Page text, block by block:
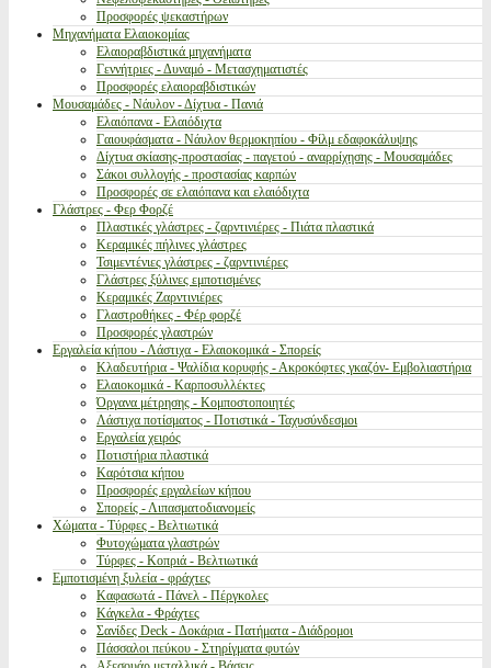
Προσφορές ψεκαστήρων
Μηχανήματα Ελαιοκομίας
Ελαιοραβδιστικά μηχανήματα
Γεννήτριες - Δυναμό - Μετασχηματιστές
Προσφορές ελαιοραβδιστικών
Μουσαμάδες - Νάυλον - Δίχτυα - Πανιά
Ελαιόπανα - Ελαιόδιχτα
Γαιουφάσματα - Νάυλον θερμοκηπίου - Φίλμ εδαφοκάλυψης
Δίχτυα σκίασης-προστασίας - παγετού - αναρρίχησης - Μουσαμάδες
Σάκοι συλλογής - προστασίας καρπών
Προσφορές σε ελαιόπανα και ελαιόδιχτα
Γλάστρες - Φερ Φορζέ
Πλαστικές γλάστρες - ζαρντινιέρες - Πιάτα πλαστικά
Κεραμικές πήλινες γλάστρες
Τσιμεντένιες γλάστρες - ζαρντινιέρες
Γλάστρες ξύλινες εμποτισμένες
Κεραμικές Ζαρντινιέρες
Γλαστροθήκες - Φέρ φορζέ
Προσφορές γλαστρών
Εργαλεία κήπου - Λάστιχα - Ελαιοκομικά - Σπορείς
Κλαδευτήρια - Ψαλίδια κορυφής - Ακροκόφτες γκαζόν- Εμβολιαστήρια
Ελαιοκομικά - Καρποσυλλέκτες
Όργανα μέτρησης - Κομποστοποιητές
Λάστιχα ποτίσματος - Ποτιστικά - Ταχυσύνδεσμοι
Εργαλεία χειρός
Ποτιστήρια πλαστικά
Καρότσια κήπου
Προσφορές εργαλείων κήπου
Σπορείς - Λιπασματοδιανομείς
Χώματα - Τύρφες - Βελτιωτικά
Φυτοχώματα γλαστρών
Τύρφες - Κοπριά - Βελτιωτικά
Εμποτισμένη ξυλεία - φράχτες
Καφασωτά - Πάνελ - Πέργκολες
Κάγκελα - Φράχτες
Σανίδες Deck - Δοκάρια - Πατήματα - Διάδρομοι
Πάσσαλοι πεύκου - Στηρίγματα φυτών